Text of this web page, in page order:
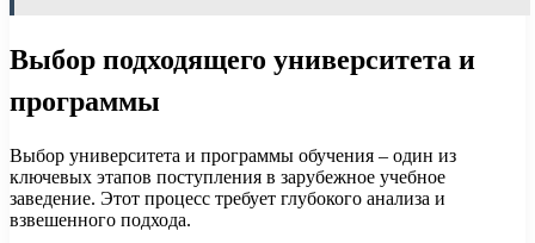
Выбор подходящего университета и
программы
Выбор университета и программы обучения – один из
ключевых этапов поступления в зарубежное учебное
заведение. Этот процесс требует глубокого анализа и
взвешенного подхода.